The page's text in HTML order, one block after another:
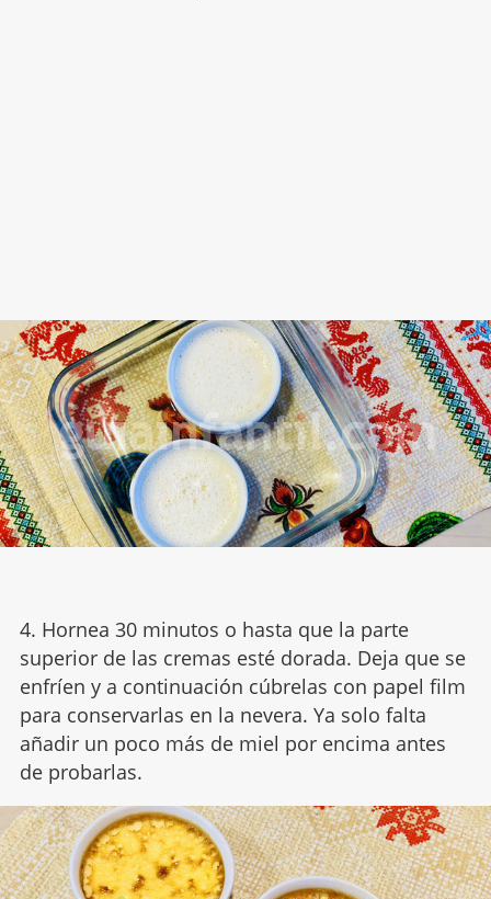
4. Hornea 30 minutos o hasta que la parte
superior de las cremas esté dorada. Deja que se
enfríen y a continuación cúbrelas con papel film
para conservarlas en la nevera. Ya solo falta
añadir un poco más de miel por encima antes
de probarlas.